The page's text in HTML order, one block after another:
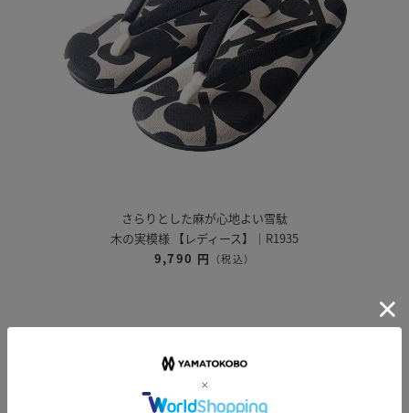
さらりとした麻が心地よい雪駄
木の実模様 【レディース】｜R1935
9,790 円 （税込）